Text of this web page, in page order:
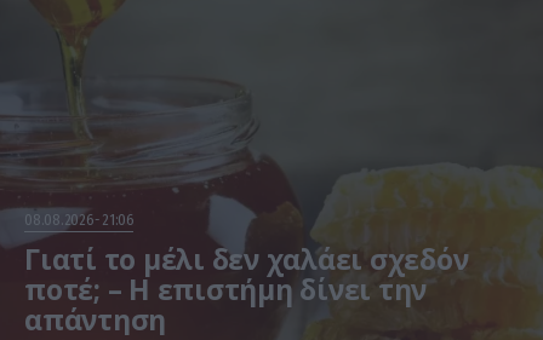
08.08.2026 21:06
Γιατί το μέλι δεν χαλάει σχεδόν
ποτέ; – Η επιστήμη δίνει την
απάντηση